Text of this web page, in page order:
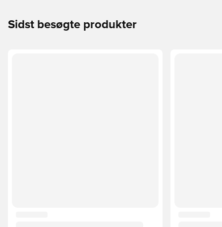
Sidst besøgte produkter